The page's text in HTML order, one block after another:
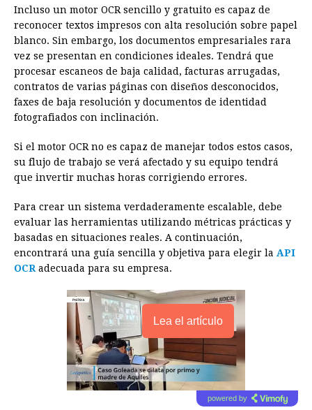
b
o
k
e
g
e
s
A
p
p
a
s
e
e
s
e
I
n
l
t
k
Incluso un motor OCR sencillo y gratuito es capaz de
reconocer textos impresos con alta resolución sobre papel
blanco. Sin embargo, los documentos empresariales rara
vez se presentan en condiciones ideales. Tendrá que
procesar escaneos de baja calidad, facturas arrugadas,
contratos de varias páginas con diseños desconocidos,
faxes de baja resolución y documentos de identidad
fotografiados con inclinación.
Si el motor OCR no es capaz de manejar todos estos casos,
su flujo de trabajo se verá afectado y su equipo tendrá
que invertir muchas horas corrigiendo errores.
Para crear un sistema verdaderamente escalable, debe
evaluar las herramientas utilizando métricas prácticas y
basadas en situaciones reales. A continuación,
encontrará una guía sencilla y objetiva para elegir la API
OCRadecuada para su empresa.
Lea el artículo
powered by